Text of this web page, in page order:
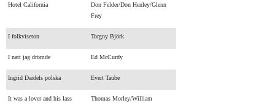
Hotel California
Don Felder/Don Henley/Glenn
Frey
I folkviseton Torgny Björk
I natt jag drömde Ed McCurdy
Ingrid Dardels polska Evert Taube
It was a lover and his lass Thomas Morley/William